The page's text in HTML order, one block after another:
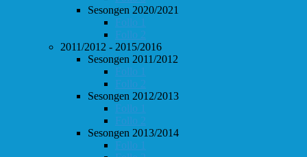
Sesongen 2020/2021
Follo 1
Follo 2
2011/2012 - 2015/2016
Sesongen 2011/2012
Follo 1
Follo 2
Sesongen 2012/2013
Follo 1
Follo 2
Sesongen 2013/2014
Follo 1